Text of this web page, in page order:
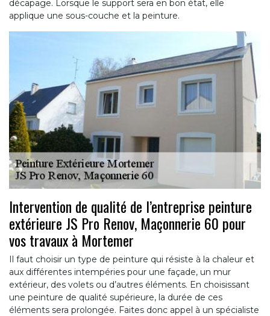
décapage. Lorsque le support sera en bon état, elle
applique une sous-couche et la peinture.
Intervention de qualité de l’entreprise peinture
extérieure JS Pro Renov, Maçonnerie 60 pour
vos travaux à Mortemer
Il faut choisir un type de peinture qui résiste à la chaleur et
aux différentes intempéries pour une façade, un mur
extérieur, des volets ou d’autres éléments. En choisissant
une peinture de qualité supérieure, la durée de ces
éléments sera prolongée. Faites donc appel à un spécialiste